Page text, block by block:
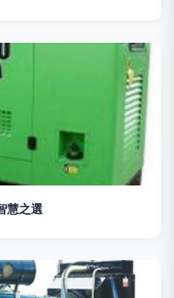
慧之選